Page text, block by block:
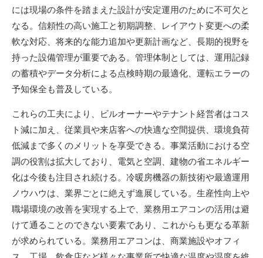
には現場の条件を踏まえた設計が安定運用のために不可欠と
なる。信頼性の高い施工と初期調整、レイアウト変更への柔
軟な対応、将来的な能力追加や更新計画など、長期的視野を
持った設備管理が重要である。管理体制としては、運用記録
の蓄積やデータ分析による点検時期の最適化、運転エラーの
予知保全も普及している。
これらの工夫により、ビルオーナーやテナント経営者はコス
ト減に加え、従業員や来店客への快適な空間提供、環境負荷
低減まで多くのメリットを享受できる。事業活動における空
調の役割は拡大しており、電気と空調、建物の省エネルギー
化は今後も注目され続ける。冷暖房機器の新技術や最適運用
ノウハウは、業界ごとに絶えず進展している。生産性向上や
職場環境の改善を実現する上で、業務用エアコンの活用は避
けて通ることのできない要素であり、これからも更なる革新
が求められている。業務用エアコンは、商業施設やオフィ